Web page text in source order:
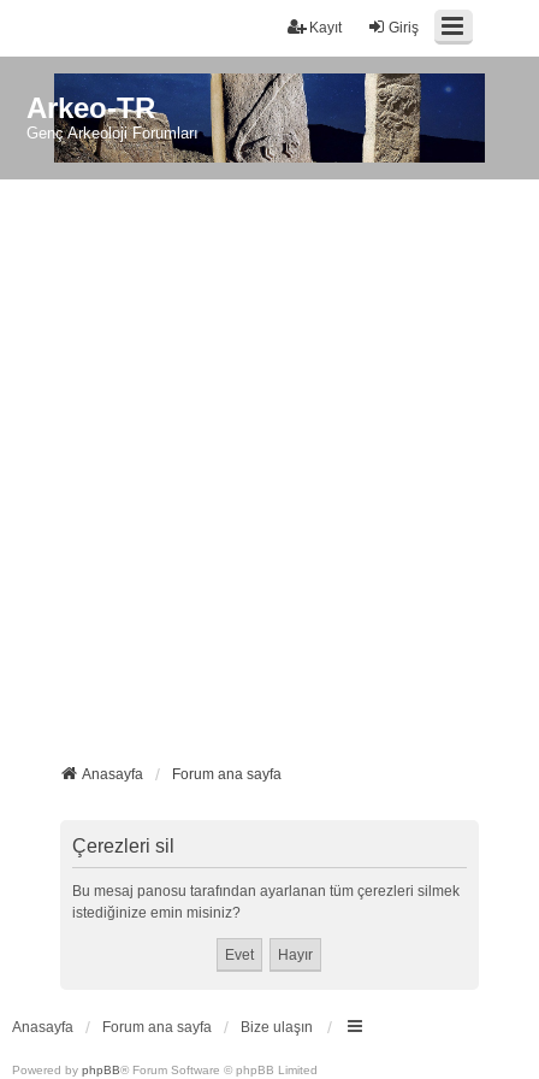
Giriş
Kayıt
Arkeo-TR
Genç Arkeoloji Forumları
Anasayfa Forum ana sayfa
Çerezleri sil
Bu mesaj panosu tarafından ayarlanan tüm çerezleri silmek
istediğinize emin misiniz?
Anasayfa Forum ana sayfa Bize ulaşın
Powered by phpBB® Forum Software © phpBB Limited